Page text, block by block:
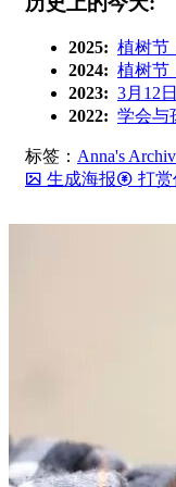
2025: 植树节
2024: 植树节
2023: 3月12
2022: 学会与
标签： Anna's
生成海报
打